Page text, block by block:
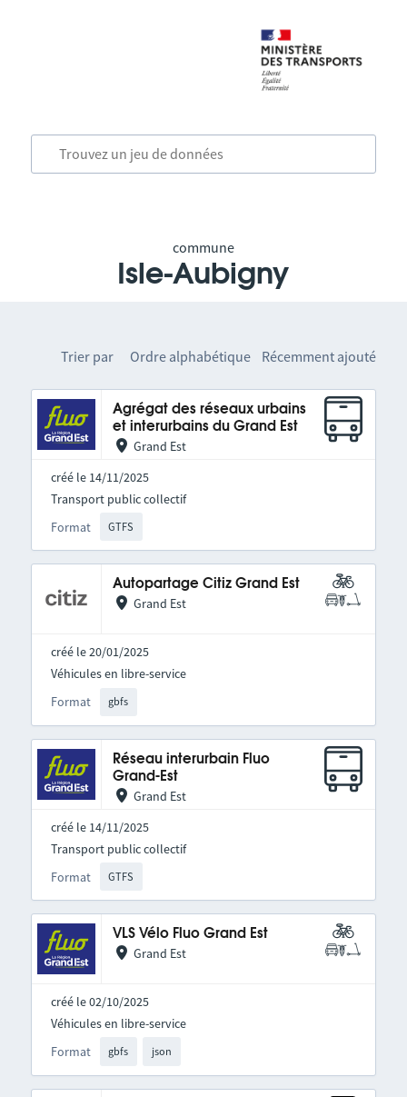
commune
Isle-Aubigny
Trier par Ordre alphabétique Récemment ajouté
Agrégat des réseaux urbains
et interurbains du Grand Est
Grand Est
créé le 14/11/2025
Format GTFS
Transport public collectif
Autopartage Citiz Grand Est
Grand Est
créé le 20/01/2025
Format gbfs
Véhicules en libre-service
Réseau interurbain Fluo
Grand-Est
Grand Est
créé le 14/11/2025
Format GTFS
Transport public collectif
VLS Vélo Fluo Grand Est
Grand Est
créé le 02/10/2025
Format gbfs json
Véhicules en libre-service